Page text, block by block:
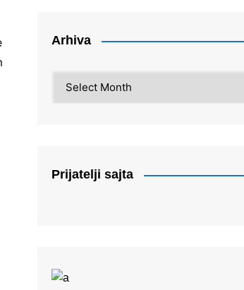
Arhiva
Prijatelji sajta